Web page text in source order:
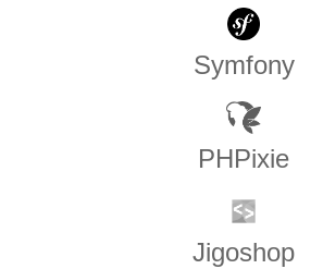
Symfony
PHPixie
Jigoshop